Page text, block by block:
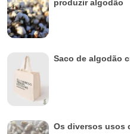
produzir algodão
Saco de algodão
Os diversos usos